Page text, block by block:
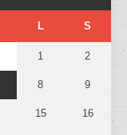
L S
1 2
8 9
15 16